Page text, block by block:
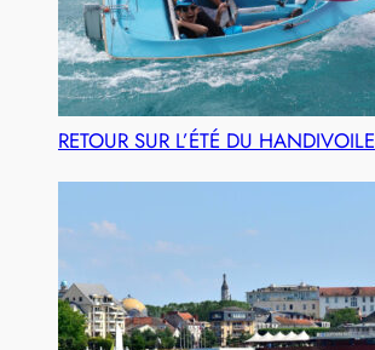
RETOUR SUR L’ÉTÉ DU HANDIVOILE